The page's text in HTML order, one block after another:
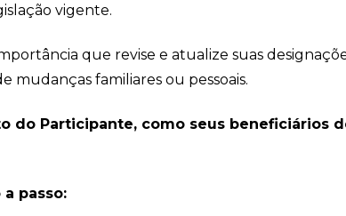
vigente.
que revise e atualize suas
mudanças familiares ou pessoais.
do Participante, como seus beneficiários
passo: